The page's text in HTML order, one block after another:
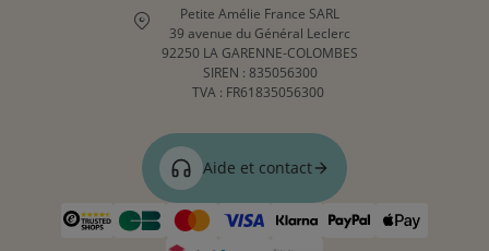
Petite Amélie France SARL
39 avenue du Général Leclerc
92250 LA GARENNE-COLOMBES
SIREN : 835056300
TVA : FR61835056300
Aide et contact